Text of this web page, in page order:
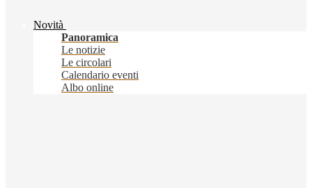
Novità
Panoramica
Le notizie
Le circolari
Calendario eventi
Albo online